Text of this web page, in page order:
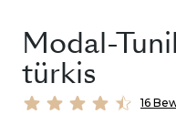
Modal-
türkis
16